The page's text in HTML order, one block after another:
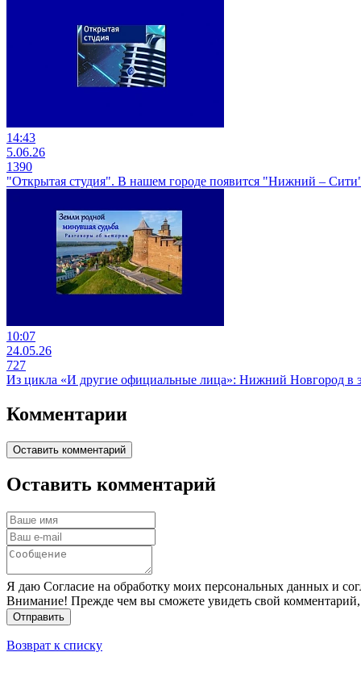
14:43
5.06.26
1390
"Открытая студия". В нашем городе появится "Нижний –
10:07
24.05.26
727
Из цикла «И другие официальные лица»: Нижний Новгород в
Комментарии
Оставить комментарий
Оставить комментарий
Я даю Согласие на обработку моих персональных данных и
Внимание! Прежде чем вы сможете увидеть свой комментарий,
Отправить
Возврат к списку